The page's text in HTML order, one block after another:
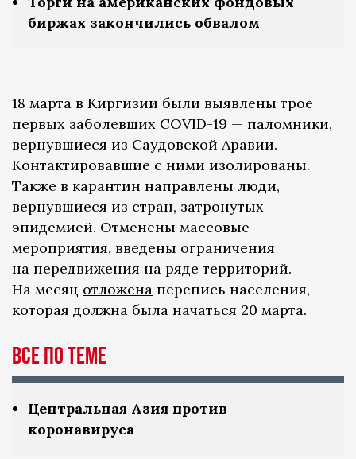
биржах закончились обвалом
18 марта в Киргизии были выявлены трое
первых заболевших COVID-19 — паломники,
вернувшиеся из Саудовской Аравии.
Контактировавшие с ними изолированы.
Также в карантин направлены люди,
вернувшиеся из стран, затронутых
эпидемией. Отменены массовые
мероприятия, введены ограничения
на передвижения на ряде территорий.
На месяц отложена перепись населения,
которая должна была начаться 20 марта.
Все по теме
Центральная Азия против
коронавируса